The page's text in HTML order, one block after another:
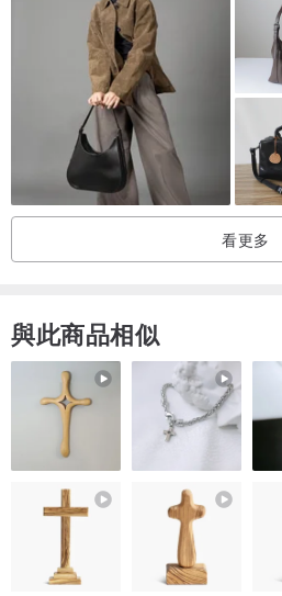
看更多
與此商品相似